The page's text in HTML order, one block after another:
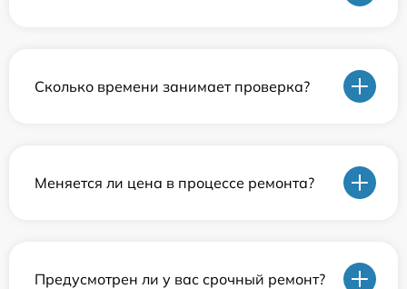
Сколько времени занимает проверка?
Меняется ли цена в процессе ремонта?
Предусмотрен ли у вас срочный ремонт?